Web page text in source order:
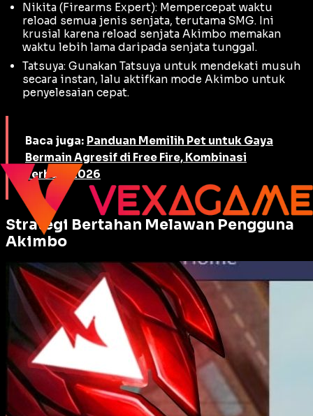
Nikita (Firearms Expert): Mempercepat waktu
reload semua jenis senjata, terutama SMG. Ini
krusial karena reload senjata Akimbo memakan
waktu lebih lama daripada senjata tunggal.
Tatsuya: Gunakan Tatsuya untuk mendekati musuh
secara instan, lalu aktifkan mode Akimbo untuk
penyelesaian cepat.
Baca juga: Panduan Memilih Pet untuk Gaya
Bermain Agresif di Free Fire, Kombinasi
Terbaik 2026
Strategi Bertahan Melawan Pengguna
Akimbo